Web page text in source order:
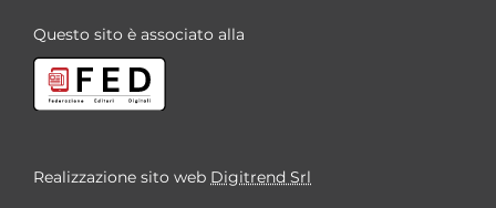
Questo sito è associato alla
Realizzazione sito web Digitrend Srl